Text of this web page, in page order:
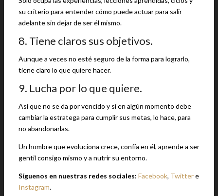
su criterio para entender cómo puede actuar para salir
adelante sin dejar de ser él mismo.
8. Tiene claros sus objetivos.
Aunque a veces no esté seguro de la forma para lograrlo,
tiene claro lo que quiere hacer.
9. Lucha por lo que quiere.
Así que no se da por vencido y si en algún momento debe
cambiar la estratega para cumplir sus metas, lo hace, para
no abandonarlas.
Un hombre que evoluciona crece, confía en él, aprende a ser
gentil consigo mismo y a nutrir su entorno.
Síguenos en nuestras redes sociales: Facebook, Twittere
Instagram.